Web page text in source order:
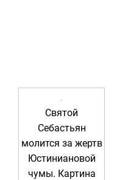
Святой
Себастьян
молится за жертв
Юстиниановой
чумы. Картина